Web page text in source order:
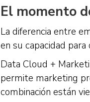
El momento
La diferencia entre
en su capacidad
Data Cloud +
permite marketing
combinación están